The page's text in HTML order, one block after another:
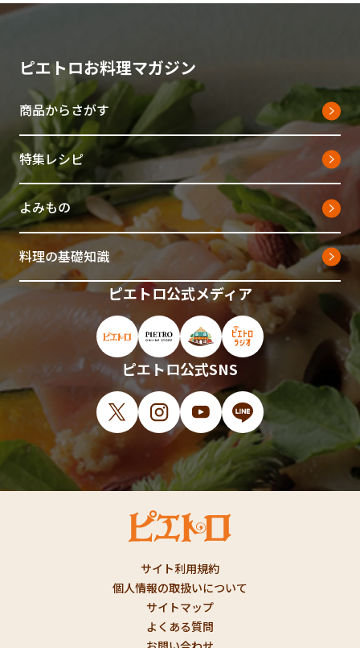
ピエトロお料理マガジン
商品からさがす
特集レシピ
よみもの
料理の基礎知識
ピエトロ公式メディア
ピエトロ公式サイト（新しいウィンドウで
ピエトロオンラインストア（新しい
ピエトロホームタウン（新
ピエトロラジオ（新
ピエトロ公式SNS
X（新しいウィンドウで開きます）
Instagram（新しいウィンドウで開
YouTube（新しいウィンド
LINE（新しいウィン
サイト利用規約
個人情報の取扱いについて
サイトマップ
よくある質問